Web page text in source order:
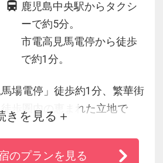
鹿児島中央駅からタクシ
ーで約5分。
市電高見馬電停から徒歩
で約1分。
場電停」徒歩約1分、繁華街
徒歩圏内の恵まれた立地で
フィットネスルームと人工
しております。
きを見る
のプランを見る